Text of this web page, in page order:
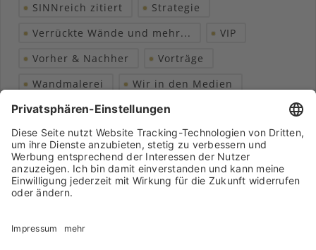
SINNreich zitiert
Strategie
Verrückte Wände und mehr...
VIP
Vorher & Nachher
Vorträge
Wandmalerei
Wir in den Medien
Wohngesundheit
Markenpartner